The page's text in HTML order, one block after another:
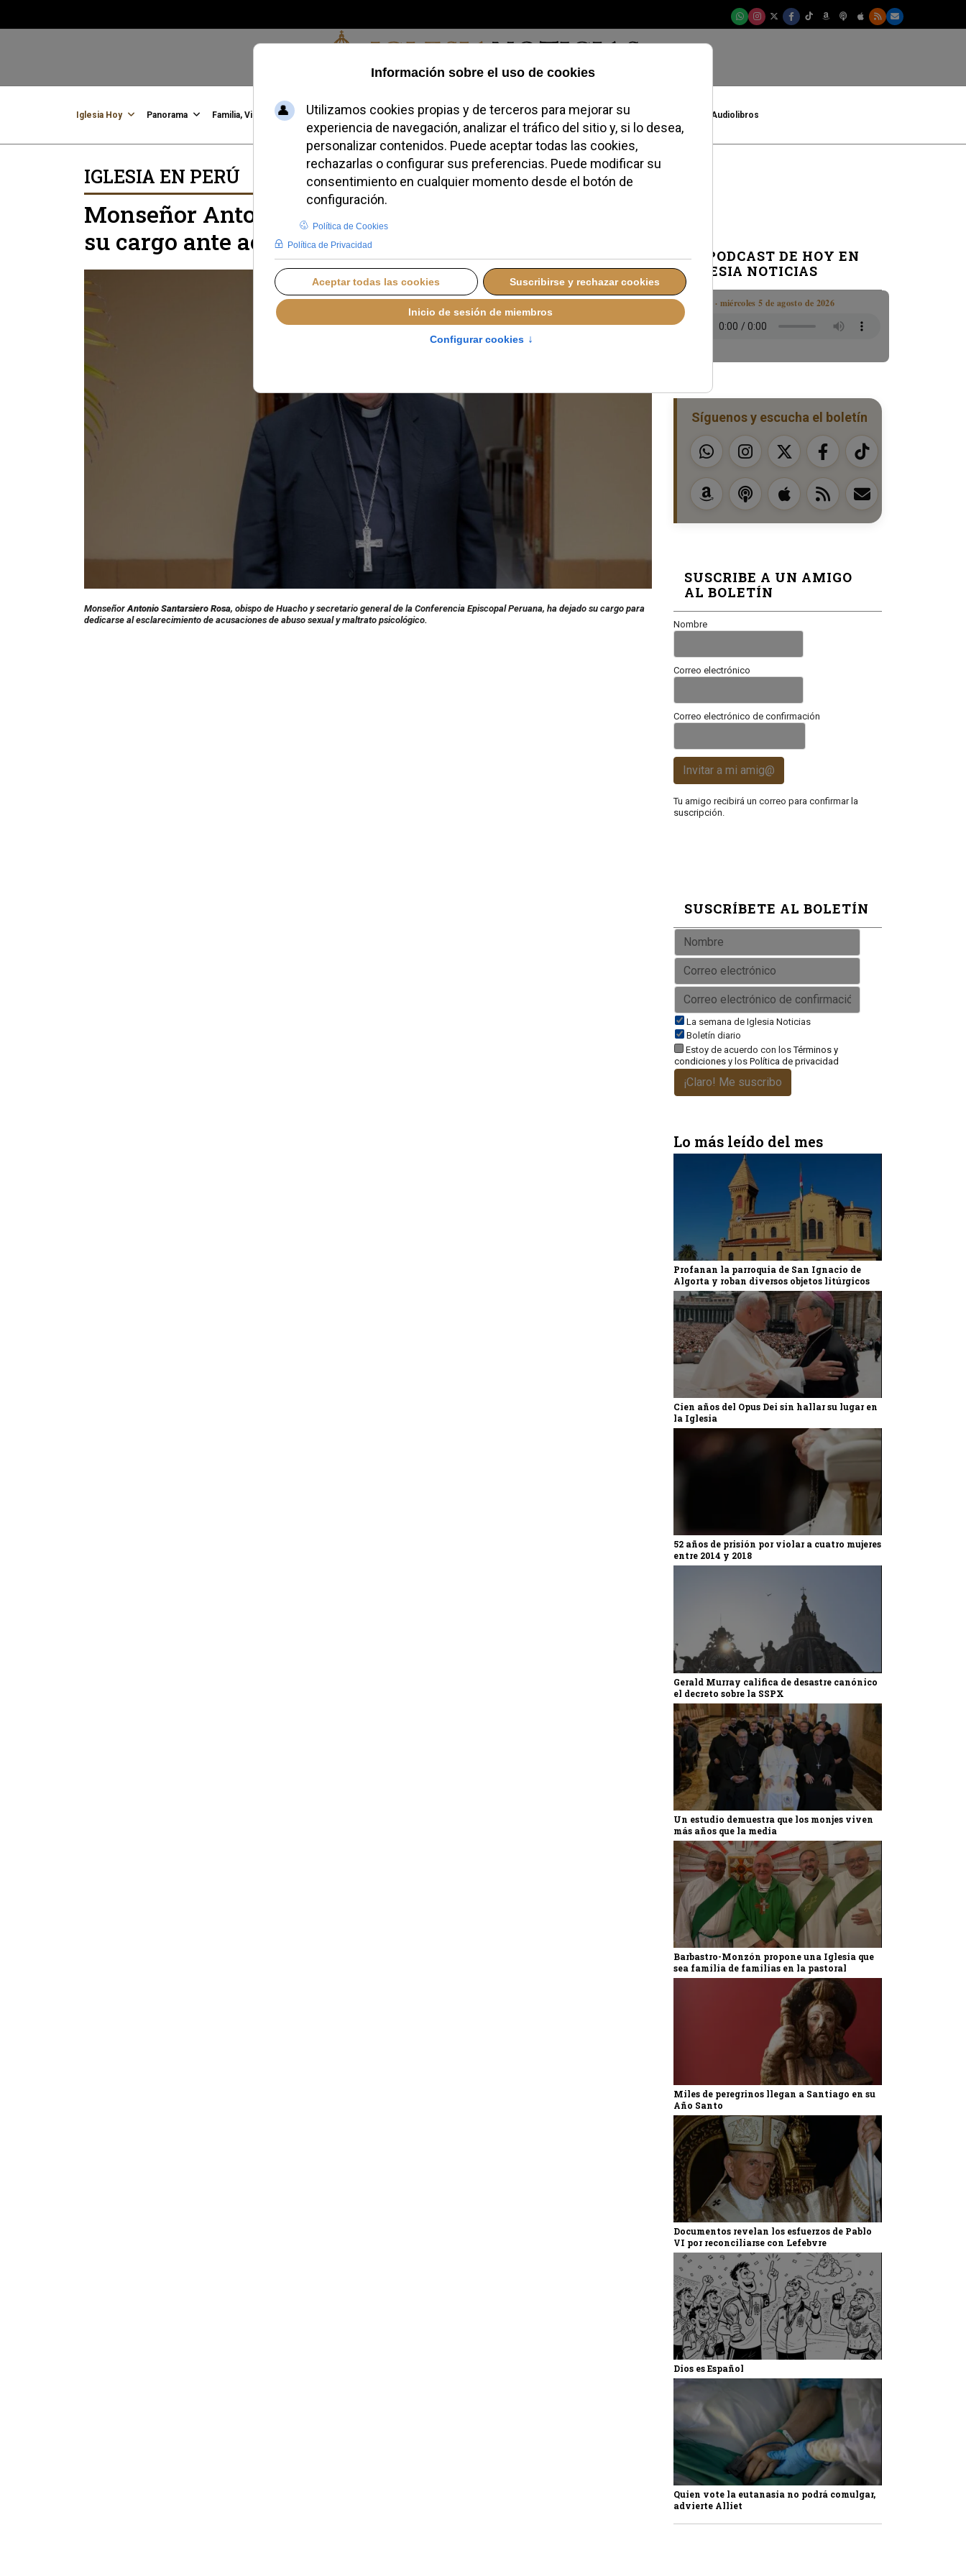
Viernes, 07 de agosto de 2026
Iglesia Hoy Panorama Familia, Vida, Identidad Credofobiómetro Blogs Temas Buscar #JovenesConFe Podcast Audiolibros
IGLESIA EN PERÚ
Monseñor Antonio Santarsiero Rosa se aparta de
su cargo ante acusaciones de abuso y maltrato
MonseñorAntonio Santarsiero Rosa, obispo de Huacho y secretario general de la Conferencia Episcopal Peruana, ha dejado su cargo para
dedicarse al esclarecimiento de acusaciones de abuso sexual y maltrato psicológico.
EL PODCAST DE HOY EN
IGLESIA NOTICIAS
Boletín · miércoles 5 de agosto de 2026
Síguenos y escucha el boletín
SUSCRIBE A UN AMIGO
AL BOLETÍN
Nombre
Correo electrónico
Correo electrónico de confirmación
Invitar a mi amig@
Tu amigo recibirá un correo para confirmar la
suscripción.
SUSCRÍBETE AL BOLETÍN
La semana de Iglesia Noticias
Boletín diario
Estoy de acuerdo con losTérminos y
condiciones y los Política de privacidad
¡Claro! Me suscribo
Lo más leído del mes
Profanan la parroquia de San Ignacio de
Algorta y roban diversos objetos litúrgicos
Cien años del Opus Dei sin hallar su lugar en
la Iglesia
52 años de prisión por violar a cuatro mujeres
entre 2014 y 2018
Gerald Murray califica de desastre canónico
el decreto sobre la SSPX
Un estudio demuestra que los monjes viven
más años que la media
Barbastro-Monzón propone una Iglesia que
sea familia de familias en la pastoral
Miles de peregrinos llegan a Santiago en su
Año Santo
Documentos revelan los esfuerzos de Pablo
VI por reconciliarse con Lefebvre
Dios es Español
Quien vote la eutanasia no podrá comulgar,
advierte Alliet